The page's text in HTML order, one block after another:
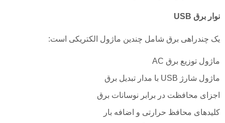
نوار برق USB
یک چندراهی برق شامل چندین ماژول الکتریکی است:
ماژول توزیع برق AC
ماژول شارژ USB با مدار تبدیل برق
اجزای محافظت در برابر نوسانات برق
کلیدهای محافظ حرارتی و اضافه بار